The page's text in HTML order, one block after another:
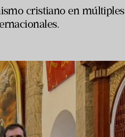
cristiano en múltiples